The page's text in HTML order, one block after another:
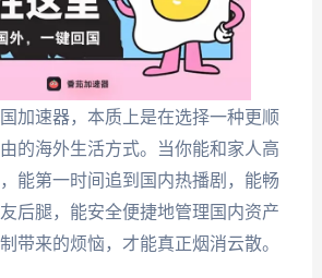
加速器，本质上是在选择一种更顺
的海外生活方式。当你能和家人高
能第一时间追到国内热播剧，能畅
后腿，能安全便捷地管理国内资产
带来的烦恼，才能真正烟消云散。